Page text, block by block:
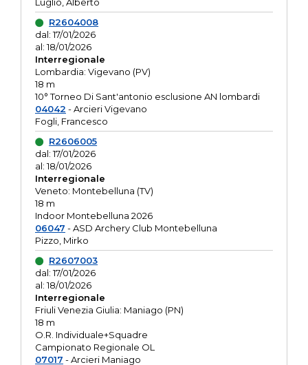
R2604008
dal: 17/01/2026
al: 18/01/2026
Interregionale
Lombardia: Vigevano (PV)
18 m
10° Torneo Di Sant'antonio esclusione AN lombardi
04042 - Arcieri Vigevano
Fogli, Francesco
R2606005
dal: 17/01/2026
al: 18/01/2026
Interregionale
Veneto: Montebelluna (TV)
18 m
Indoor Montebelluna 2026
06047 - ASD Archery Club Montebelluna
Pizzo, Mirko
R2607003
dal: 17/01/2026
al: 18/01/2026
Interregionale
Friuli Venezia Giulia: Maniago (PN)
18 m
O.R. Individuale+Squadre
Campionato Regionale OL
07017 - Arcieri Maniago